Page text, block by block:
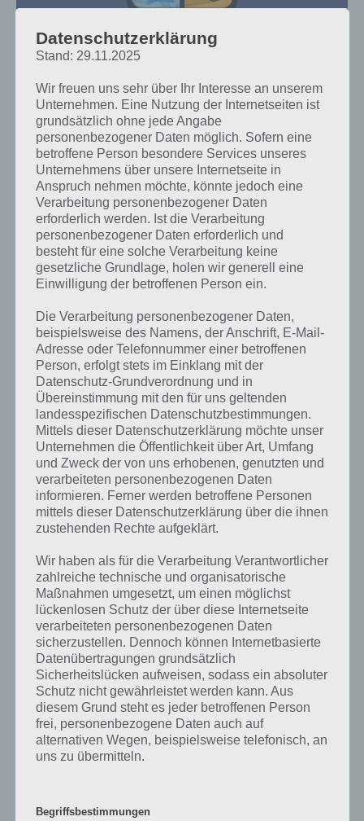
Hier findest du die 4 Bilder 1 Wort Lösung für
Argentinien für den Monat Mai 2017
Lösungen für Argentinien – 1. Mai 2017 bis
15. Mai 2017
Hier die Lösungen für 4 Bilder 1 Wort Argentinien vom 1. Mai 2017
bis 15. Mai 2017. Die Lösungen sollten bei jedem Spieler gleich sein.
Wenn du mit 4 Bilder 1 Wort erst begonnen hast, ist die Lösung für
das erste tägliche Rätsel “Herz”. Spielst du täglich die App, dann wirst
du nachfolgend stets die korrekte Lösung für Argentinien finden.
Tägliches Rätsel Argentinien 4 Bilder 1 Wort Lösung
1.5.17 Tango
2.5.17 Teuer
3.5.17 Frei
4.5.17 Tierarzt
5.5.17 Fußball
6.5.17 Lösung anzeigen
8.5.17 Lösung anzeigen
9.5.17 Lösung anzeigen
10.5.17 Lösung anzeigen
11.5.17 Lösung anzeigen
12.5.17 Lösung anzeigen
13.5.17 Lösung anzeigen
14.5.17
Datenschutzerklärung
Stand: 29.11.2025
Wir freuen uns sehr über Ihr Interesse an unserem
Unternehmen. Eine Nutzung der Internetseiten ist
grundsätzlich ohne jede Angabe
personenbezogener Daten möglich. Sofern eine
betroffene Person besondere Services unseres
Unternehmens über unsere Internetseite in
Anspruch nehmen möchte, könnte jedoch eine
Verarbeitung personenbezogener Daten
erforderlich werden. Ist die Verarbeitung
personenbezogener Daten erforderlich und
besteht für eine solche Verarbeitung keine
gesetzliche Grundlage, holen wir generell eine
Einwilligung der betroffenen Person ein.
Die Verarbeitung personenbezogener Daten,
beispielsweise des Namens, der Anschrift, E-Mail-
Adresse oder Telefonnummer einer betroffenen
Person, erfolgt stets im Einklang mit der
Datenschutz-Grundverordnung und in
Übereinstimmung mit den für uns geltenden
landesspezifischen Datenschutzbestimmungen.
Mittels dieser Datenschutzerklärung möchte unser
Unternehmen die Öffentlichkeit über Art, Umfang
und Zweck der von uns erhobenen, genutzten und
verarbeiteten personenbezogenen Daten
informieren. Ferner werden betroffene Personen
mittels dieser Datenschutzerklärung über die ihnen
zustehenden Rechte aufgeklärt.
Wir haben als für die Verarbeitung Verantwortlicher
zahlreiche technische und organisatorische
Maßnahmen umgesetzt, um einen möglichst
lückenlosen Schutz der über diese Internetseite
verarbeiteten personenbezogenen Daten
sicherzustellen. Dennoch können Internetbasierte
Datenübertragungen grundsätzlich
Sicherheitslücken aufweisen, sodass ein absoluter
Schutz nicht gewährleistet werden kann. Aus
diesem Grund steht es jeder betroffenen Person
frei, personenbezogene Daten auch auf
alternativen Wegen, beispielsweise telefonisch, an
uns zu übermitteln.
Begriffsbestimmungen